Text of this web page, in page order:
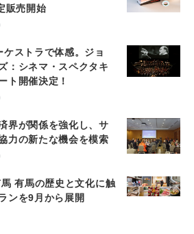
販売開始
ケストラで体感。ジョ
：シネマ・スペクタキ
ト開催決定！
界が関係を強化し、サ
力の新たな機会を模索
有馬の歴史と文化に触
ンを9月から展開